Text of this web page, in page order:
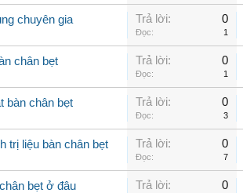
chuyên gia Trả lời: 0
Đọc: 1
chân bẹt Trả lời: 0
Đọc: 1
bàn chân bẹt Trả lời: 0
Đọc: 3
trị liệu bàn chân bẹt Trả lời: 0
Đọc: 7
bẹt ở đâu Trả lời: 0